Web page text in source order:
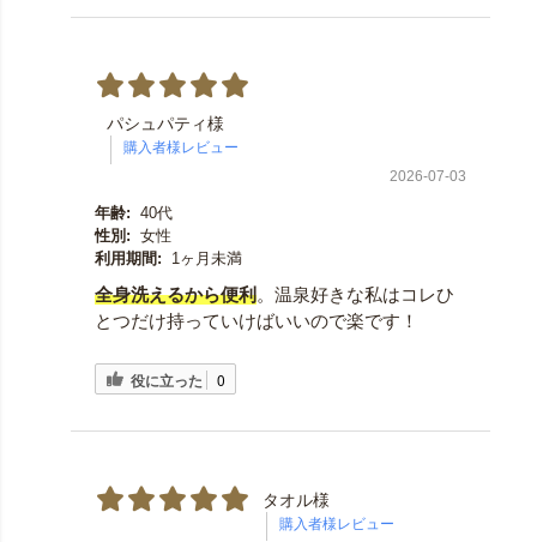
パシュパティ様
2026-07-03
年齢: 40代
性別: 女性
利用期間:
1ヶ月未満
全身洗えるから便利。温泉好きな私はコレひ
とつだけ持っていけばいいので楽です！
役に立った 0
タオル様